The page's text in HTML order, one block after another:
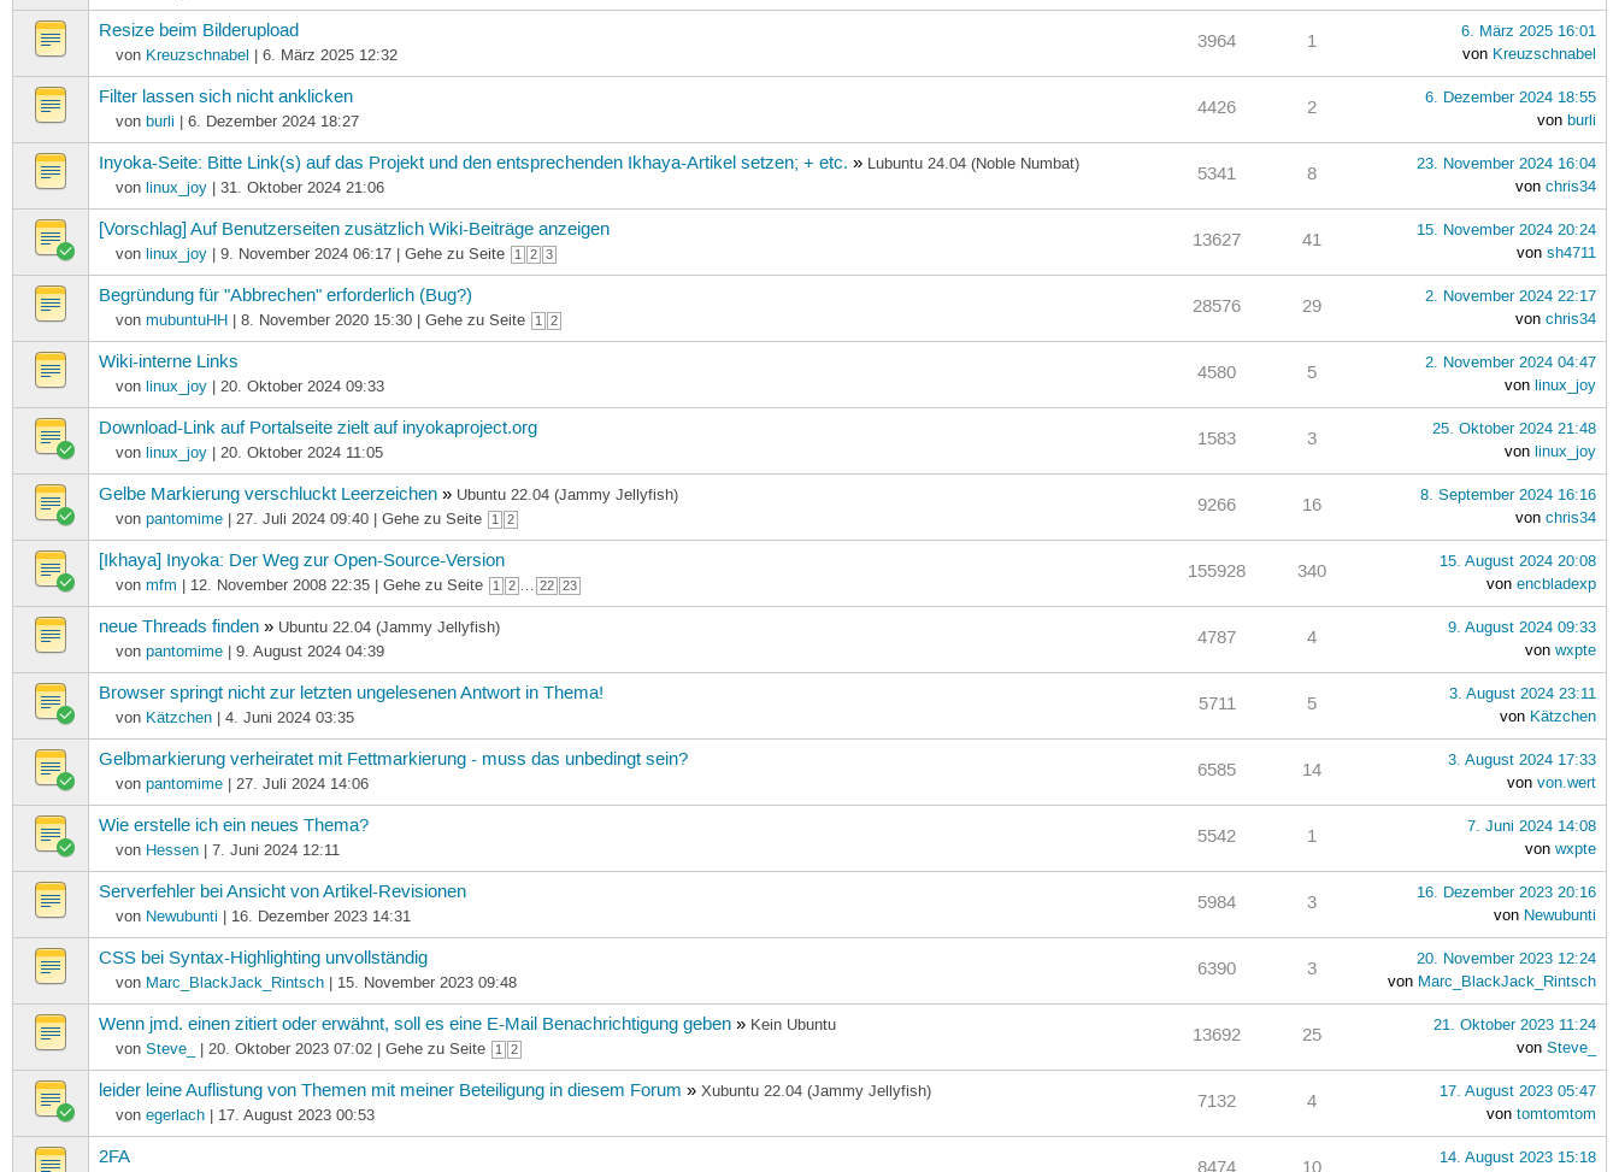
Resize beim Bilderupload
von Kreuzschnabel | 6. März 2025 12:32
3964 1
6. März 2025 16:01
von Kreuzschnabel
Filter lassen sich nicht anklicken
von burli | 6. Dezember 2024 18:27
4426 2
6. Dezember 2024 18:55
von burli
Inyoka-Seite: Bitte Link(s) auf das Projekt und den entsprechenden Ikhaya-Artikel setzen; + etc. » Lubuntu 24.04 (Noble Numbat)
von linux_joy| 31. Oktober 2024 21:06
5341 8
23. November 2024 16:04
von chris34
[Vorschlag] Auf Benutzerseiten zusätzlich Wiki-Beiträge anzeigen
von linux_joy| 9. November 2024 06:17 | Gehe zu Seite 1 2 3
13627 41
15. November 2024 20:24
von sh4711
Begründung für "Abbrechen" erforderlich (Bug?)
von mubuntuHH| 8. November 2020 15:30 | Gehe zu Seite 1 2
28576 29
2. November 2024 22:17
von chris34
Wiki-interne Links
von linux_joy| 20. Oktober 2024 09:33
4580 5
2. November 2024 04:47
von linux_joy
Download-Link auf Portalseite zielt auf inyokaproject.org
von linux_joy| 20. Oktober 2024 11:05
1583 3
25. Oktober 2024 21:48
von linux_joy
Gelbe Markierung verschluckt Leerzeichen » Ubuntu 22.04 (Jammy Jellyfish)
von pantomime| 27. Juli 2024 09:40 | Gehe zu Seite 1 2
9266 16
8. September 2024 16:16
von chris34
[Ikhaya] Inyoka: Der Weg zur Open-Source-Version
von mfm | 12. November 2008 22:35 | Gehe zu Seite 1 2 … 22 23
155928 340
15. August 2024 20:08
von encbladexp
neue Threads finden » Ubuntu 22.04 (Jammy Jellyfish)
von pantomime| 9. August 2024 04:39
4787 4
9. August 2024 09:33
von wxpte
Browser springt nicht zur letzten ungelesenen Antwort in Thema!
von Kätzchen| 4. Juni 2024 03:35
5711 5
3. August 2024 23:11
von Kätzchen
Gelbmarkierung verheiratet mit Fettmarkierung - muss das unbedingt sein?
von pantomime| 27. Juli 2024 14:06
6585 14
3. August 2024 17:33
von von.wert
Wie erstelle ich ein neues Thema?
von Hessen| 7. Juni 2024 12:11
5542 1
7. Juni 2024 14:08
von wxpte
Serverfehler bei Ansicht von Artikel-Revisionen
von Newubunti | 16. Dezember 2023 14:31
5984 3
16. Dezember 2023 20:16
von Newubunti
CSS bei Syntax-Highlighting unvollständig
von Marc_BlackJack_Rintsch| 15. November 2023 09:48
6390 3
20. November 2023 12:24
von Marc_BlackJack_Rintsch
Wenn jmd. einen zitiert oder erwähnt, soll es eine E-Mail Benachrichtigung geben » Kein Ubuntu
von Steve_ | 20. Oktober 2023 07:02 | Gehe zu Seite 1 2
13692 25
21. Oktober 2023 11:24
von Steve_
leider leine Auflistung von Themen mit meiner Beteiligung in diesem Forum »Xubuntu 22.04 (Jammy Jellyfish)
von egerlach| 17. August 2023 00:53
7132 4
17. August 2023 05:47
von tomtomtom
2FA
14. August 2023 15:18